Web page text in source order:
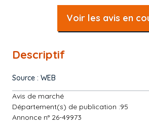
Voir les avis en
Descriptif
Source : WEB
Avis de marché
Département(s) de publication :95
Annonce n° 26-49973